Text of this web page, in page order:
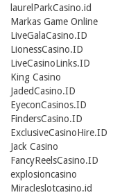
laurelParkCasino.id
Markas Game Online
LiveGalaCasino.ID
LionessCasino.ID
LiveCasinoLinks.ID
King Casino
JadedCasino.ID
EyeconCasinos.ID
FindersCasino.ID
ExclusiveCasinoHire.ID
Jack Casino
FancyReelsCasino.ID
explosioncasino
Miracleslotcasino.id